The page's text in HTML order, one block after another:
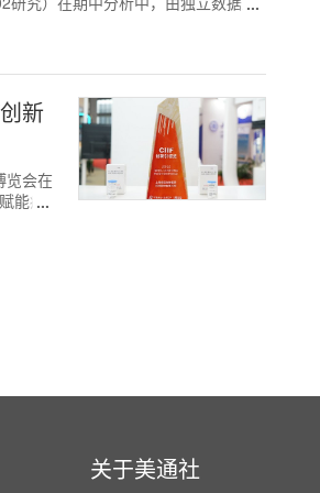
新
览会在
能疫
关于美通社